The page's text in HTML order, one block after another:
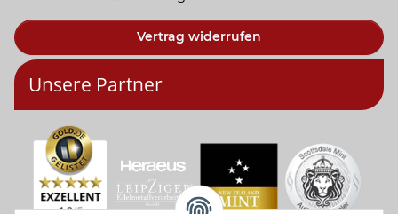
Vertrag widerrufen
Unsere Partner